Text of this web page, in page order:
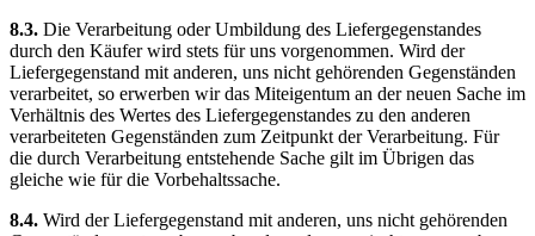
8.3. Die Verarbeitung oder Umbildung des Liefergegenstandes
durch den Käufer wird stets für uns vorgenommen. Wird der
Liefergegenstand mit anderen, uns nicht gehörenden Gegenständen
verarbeitet, so erwerben wir das Miteigentum an der neuen Sache im
Verhältnis des Wertes des Liefergegenstandes zu den anderen
verarbeiteten Gegenständen zum Zeitpunkt der Verarbeitung. Für
die durch Verarbeitung entstehende Sache gilt im Übrigen das
gleiche wie für die Vorbehaltssache.
8.4. Wird der Liefergegenstand mit anderen, uns nicht gehörenden